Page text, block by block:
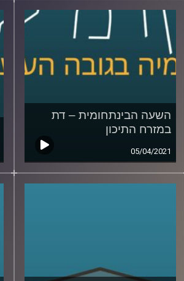
השעה הבינתחומית – דת
במזרח התיכון
05/04/2021